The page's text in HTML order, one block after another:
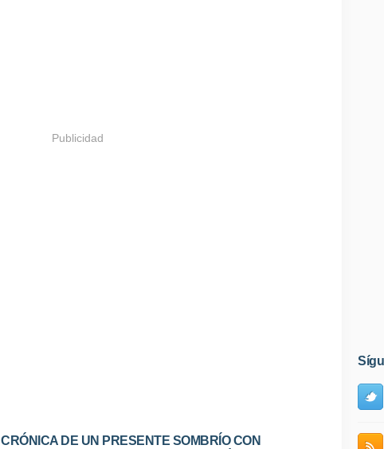
Publicidad
CRÓNICA DE UN PRESENTE SOMBRÍO CON